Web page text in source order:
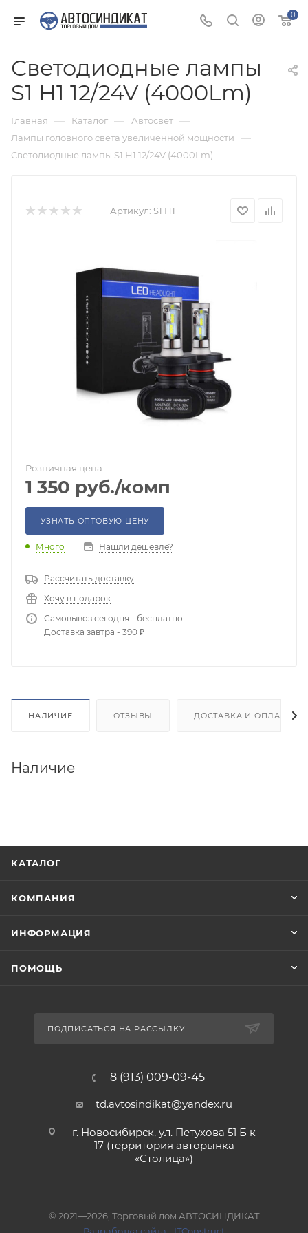
0
Светодиодные лампы
S1 H1 12/24V (4000Lm)
Главная — Каталог — Автосвет —
Лампы головного света увеличенной мощности —
Светодиодные лампы S1 H1 12/24V (4000Lm)
Артикул: S1 H1
Розничная цена
1 350 руб./комп
УЗНАТЬ ОПТОВУЮ ЦЕНУ
Много Нашли дешевле?
Рассчитать доставку
Хочу в подарок
Самовывоз сегодня - бесплатно
Доставка завтра - 390 ₽
НАЛИЧИЕ ОТЗЫВЫ ДОСТАВКА И ОПЛАТА
Наличие
КАТАЛОГ
КОМПАНИЯ
ИНФОРМАЦИЯ
ПОМОЩЬ
ПОДПИСАТЬСЯ НА РАССЫЛКУ
8 (913) 009-09-45
td.avtosindikat@yandex.ru
г. Новосибирск, ул. Петухова 51 Б к
17 (территория авторынка
«Столица»)
© 2021—2026, Торговый дом АВТОСИНДИКАТ